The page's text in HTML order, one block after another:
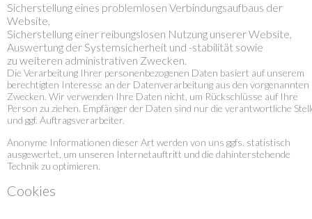
Sicherstellung eines problemlosen Verbindungsaufbaus der
Website,
Sicherstellung einer reibungslosen Nutzung unserer Website,
Auswertung der Systemsicherheit und -stabilität sowie
zu weiteren administrativen Zwecken.
Die Verarbeitung Ihrer personenbezogenen Daten basiert auf unserem
berechtigten Interesse an der Datenverarbeitung aus den vorgenannten
Zwecken. Wir verwenden Ihre Daten nicht, um Rückschlüsse auf Ihre
Person zu ziehen. Empfänger der Daten sind nur die verantwortliche
und ggf. Auftragsverarbeiter.
Anonyme Informationen dieser Art werden von uns ggfs. statistisch
ausgewertet, um unseren Internetauftritt und die dahinterstehende
Technik zu optimieren.
Cookies